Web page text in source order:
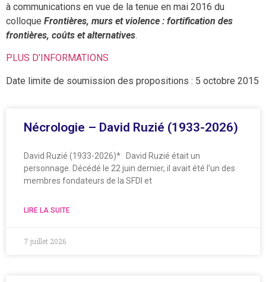
à communications en vue de la tenue en mai 2016 du
colloque Frontières, murs et violence : fortification des
frontières, coûts et alternatives.
PLUS D’INFORMATIONS
Date limite de soumission des propositions : 5 octobre 2015
Nécrologie – David Ruzié (1933-2026)
David Ruzié (1933-2026)* David Ruzié était un
personnage. Décédé le 22 juin dernier, il avait été l’un des
membres fondateurs de la SFDI et
LIRE LA SUITE
7 juillet 2026